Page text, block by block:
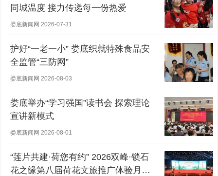
同城温度 接力传递每一份热爱
娄底新闻网 2026-07-31
护好“一老一小” 娄底织就特殊食品安
全监管“三防网”
娄底新闻网 2026-08-03
娄底举办“学习强国”读书会 探索理论
宣讲新模式
娄底新闻网 2026-08-01
“莲片共建·荷您有约” 2026双峰·锁石
花之缘第八届荷花文旅推广体验月盛